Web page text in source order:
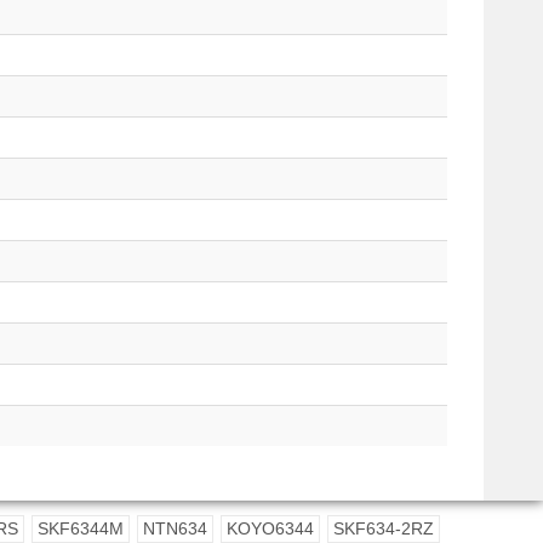
SKF6344M NTN634 KOYO6344 SKF634-2RZ